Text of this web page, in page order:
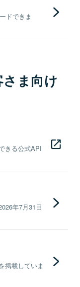
ドできま
ま向け
きる公式API
年7月31日
掲載していま